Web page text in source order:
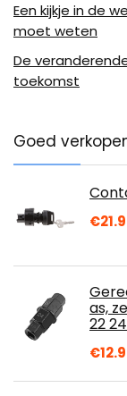
Een kijkje in de
moet weten
De
toekomst
Goed
€
as,
22
€